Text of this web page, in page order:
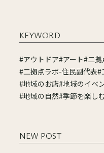
KEYWORD
#アウトドア#アート#二
#二拠点ラボ-住民副代表#
#地域のお店#地域のイベ
#地域の自然#季節を楽し
NEW POST